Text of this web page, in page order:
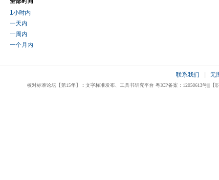
1小时内
一天内
一周内
一个月内
联系我们 无
校对标准论坛【第15年】：文字标准发布、工具书研究平台 粤ICP备案：12050613号|||【